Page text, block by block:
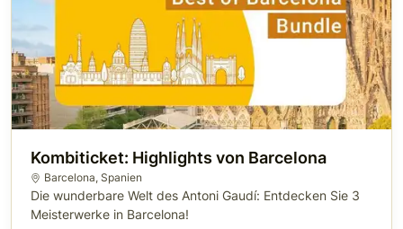
Kombiticket: Highlights von Barcelona
Barcelona, Spanien
Die wunderbare Welt des Antoni Gaudí: Entdecken Sie 3
Meisterwerke in Barcelona!